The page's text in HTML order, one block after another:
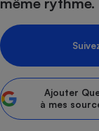
Ajouter
à mes
Choisir son fioul
Choisir son
Comparateur
Energie Moins